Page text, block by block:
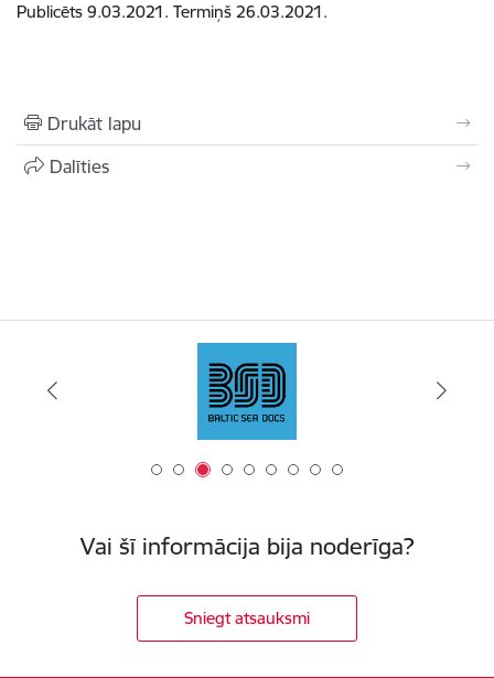
Publicēts 9.03.2021. Termiņš 26.03.2021.
Drukāt lapu
Dalīties
Vai šī informācija bija noderīga?
Sniegt atsauksmi